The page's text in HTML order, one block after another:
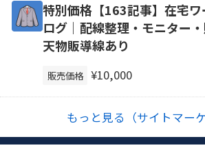
特別価格【163記事】在宅
ログ｜配線整理・モニター
天物販導線あり
販売価格 ¥10,000
もっと見る（サイトマーケ